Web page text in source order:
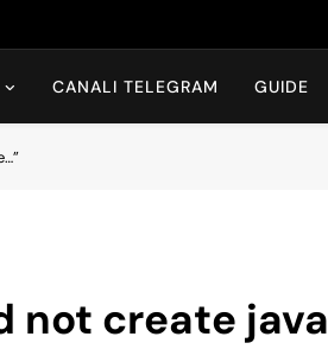
Online
CANALI TELEGRAM GUIDE
not create java